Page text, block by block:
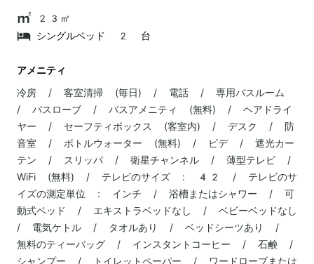
23㎡
シングルベッド 2 台
アメニティ
冷房 / 客室清掃 (毎日) / 電話 / 専用バスルーム
/ バスローブ / バスアメニティ (無料) / ヘアドライ
ヤー / セーフティボックス (客室内) / デスク / 防
音室 / ボトルウォーター (無料) / ビデ / 遮光カー
テン / スリッパ / 衛星チャンネル / 薄型テレビ /
WiFi (無料) / テレビのサイズ : 42 / テレビのサ
イズの測定単位 : インチ / 浴槽またはシャワー / 可
動式ベッド / エキストラベッドなし / ベビーベッドなし
/ 電気ケトル / タオルあり / ベッドシーツあり /
無料のティーバッグ / インスタントコーヒー / 石鹸 /
シャンプー / トイレットペーパー / ワードローブまたは